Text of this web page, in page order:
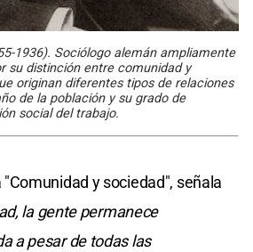
1936). Sociólogo alemán ampliamente
su distinción entre comunidad y
originan diferentes tipos de relaciones
de la población y su grado de
social del trabajo.
y sociedad", señala
la gente permanece
a pesar de todas las